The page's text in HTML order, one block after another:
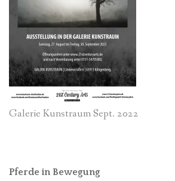
Galerie Kunstraum Sept. 2022
Pferde in Bewegung